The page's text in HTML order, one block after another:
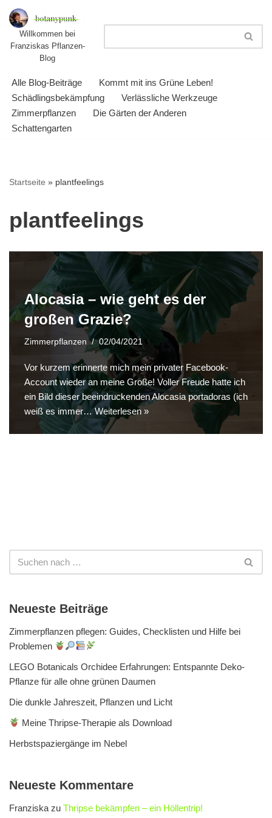
Zum
Inhalt
springen
Willkommen bei
Franziskas Pflanzen-
Blog
Alle Blog-Beiträge
Kommt mit ins Grüne Leben!
Schädlingsbekämpfung
Verlässliche Werkzeuge
Zimmerpflanzen
Die Gärten der Anderen
Schattengarten
Startseite » plantfeelings
plantfeelings
Alocasia – wie geht es der
großen Grazie?
Zimmerpflanzen 02/04/2021
Vor kurzem erinnerte mich mein privater Facebook-
Account wieder an meine Große! Voller Freude hatte ich
ein Bild dieser beeindruckenden Alocasia portadoras (ich
weiß es immer…Weiterlesen »
Neueste Beiträge
Zimmerpflanzen pflegen: Guides, Checklisten und Hilfe bei
Problemen
LEGO Botanicals Orchidee Erfahrungen: Entspannte Deko-
Pflanze für alle ohne grünen Daumen
Die dunkle Jahreszeit, Pflanzen und Licht
Meine Thripse-Therapie als Download
Herbstspaziergänge im Nebel
Neueste Kommentare
Franziska zu Thripse bekämpfen – ein Höllentrip!